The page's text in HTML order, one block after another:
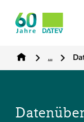
...